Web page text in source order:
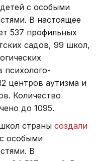
с особыми
В настоящее
537 профильных
садов, 99 школ,
психолого-
центров аутизма и
Количество
до 1095.
страны создали
особыми
В